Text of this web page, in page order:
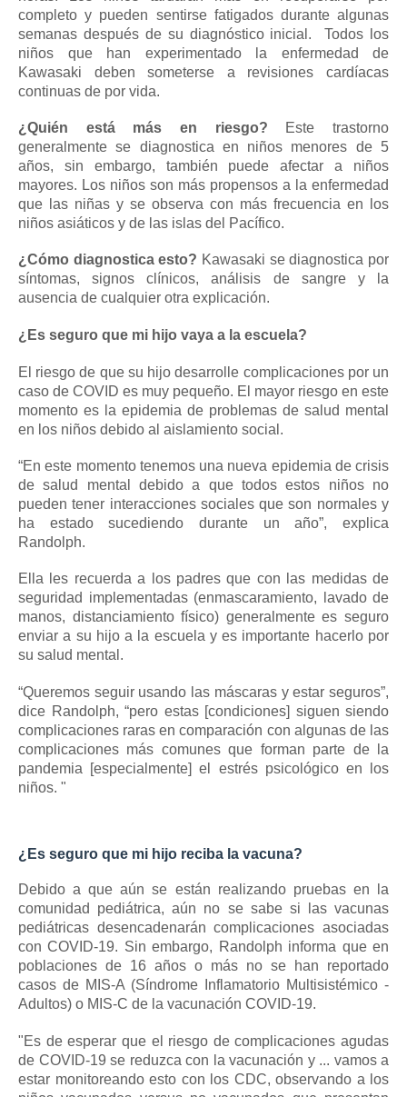
completo y pueden sentirse fatigados durante algunas
semanas después de su diagnóstico inicial. Todos los
niños que han experimentado la enfermedad de
Kawasaki deben someterse a revisiones cardíacas
continuas de por vida.
¿Quién está más en riesgo? Este trastorno
generalmente se diagnostica en niños menores de 5
años, sin embargo, también puede afectar a niños
mayores. Los niños son más propensos a la enfermedad
que las niñas y se observa con más frecuencia en los
niños asiáticos y de las islas del Pacífico.
¿Cómo diagnostica esto? Kawasaki se diagnostica por
síntomas, signos clínicos, análisis de sangre y la
ausencia de cualquier otra explicación.
¿Es seguro que mi hijo vaya a la escuela?
El riesgo de que su hijo desarrolle complicaciones por un
caso de COVID es muy pequeño. El mayor riesgo en este
momento es la epidemia de problemas de salud mental
en los niños debido al aislamiento social.
“En este momento tenemos una nueva epidemia de crisis
de salud mental debido a que todos estos niños no
pueden tener interacciones sociales que son normales y
ha estado sucediendo durante un año”, explica
Randolph.
Ella les recuerda a los padres que con las medidas de
seguridad implementadas (enmascaramiento, lavado de
manos, distanciamiento físico) generalmente es seguro
enviar a su hijo a la escuela y es importante hacerlo por
su salud mental.
“Queremos seguir usando las máscaras y estar seguros”,
dice Randolph, “pero estas [condiciones] siguen siendo
complicaciones raras en comparación con algunas de las
complicaciones más comunes que forman parte de la
pandemia [especialmente] el estrés psicológico en los
niños. "
¿Es seguro que mi hijo reciba la vacuna?
Debido a que aún se están realizando pruebas en la
comunidad pediátrica, aún no se sabe si
las vacunas
pediátricas desencadenarán complicaciones asociadas
con COVID-19. Sin embargo, Randolph informa que en
poblaciones de 16 años o más no se han reportado
casos de MIS-A (Síndrome Inflamatorio Multisistémico -
Adultos) o MIS-C de la vacunación COVID-19.
"Es de esperar que el riesgo de complicaciones agudas
de COVID-19 se reduzca con la vacunación y ... vamos a
estar monitoreando esto con los CDC, observando a los